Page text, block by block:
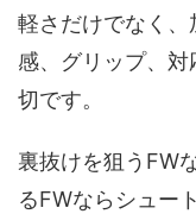
軽さだけでなく、
感、グリップ、
切です。
裏抜けを狙うFW
るFWならシュー